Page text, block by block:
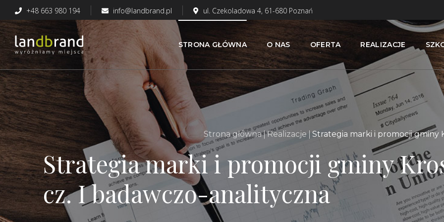
+48 663 980 194 info@landbrand.pl ul. Czekoladowa 4, 61-680 Poznań
STRONA GŁÓWNA O NAS OFERTA REALIZACJE
Strategia marki i promocji gminy
cz. I badawczo-analityczna
Strona główna Realizacje Strategia marki i promocji gminy